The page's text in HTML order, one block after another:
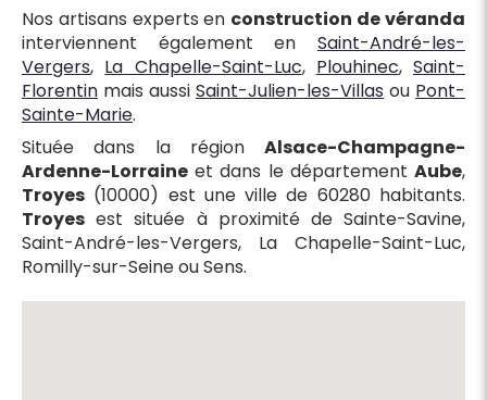
Nos artisans experts en construction de véranda
interviennent également en Saint-André-les-
Vergers, La Chapelle-Saint-Luc, Plouhinec, Saint-
Florentin mais aussi Saint-Julien-les-Villas ou Pont-
Sainte-Marie.
Située dans la région Alsace-Champagne-
Ardenne-Lorraine et dans le département Aube,
Troyes (10000) est une ville de 60280 habitants.
Troyes est située à proximité de Sainte-Savine,
Saint-André-les-Vergers, La Chapelle-Saint-Luc,
Romilly-sur-Seine ou Sens.